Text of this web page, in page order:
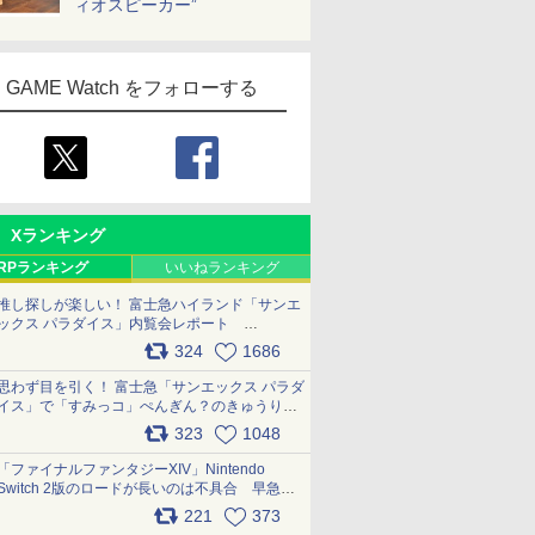
ィオスピーカー”
GAME Watch をフォローする
Xランキング
ランキング いいねランキング
し探しが楽しい！ 富士急ハイランド「サンエ
クス パラダイス」内覧会レポート
324 1686
わず目を引く！ 富士急「サンエックス パラダ
ス」で「すみっコ」ぺんぎん？のきゅうりド
グを食べてみた イラストそのままのメニュ
化に挑戦。これが意外にもおいしい
Kgl04hZaeg
323 1048
ファイナルファンタジーXIV」Nintendo
2版のロードが長いのは不具合 早急に
ップデートできるよう対応中221 373